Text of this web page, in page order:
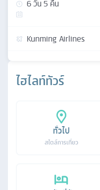
ไฮไลท์ทัวร์
ทั่วไป
สไตล์การเที่ยว
6วัน5 คืน
Kunming Airlines